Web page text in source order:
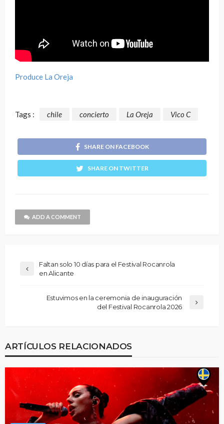
Produce La Oreja
Tags : chile concierto La Oreja Vico C
SHARE ON FACEBOOK
SHARE ON TWITTER
ADD A COMMENT
Faltan solo 10 días para el Festival Rocanrola
en Alicante
Estuvimos en la ceremonia de inauguración
del Festival Rocanrola 2026
ARTÍCULOS RELACIONADOS